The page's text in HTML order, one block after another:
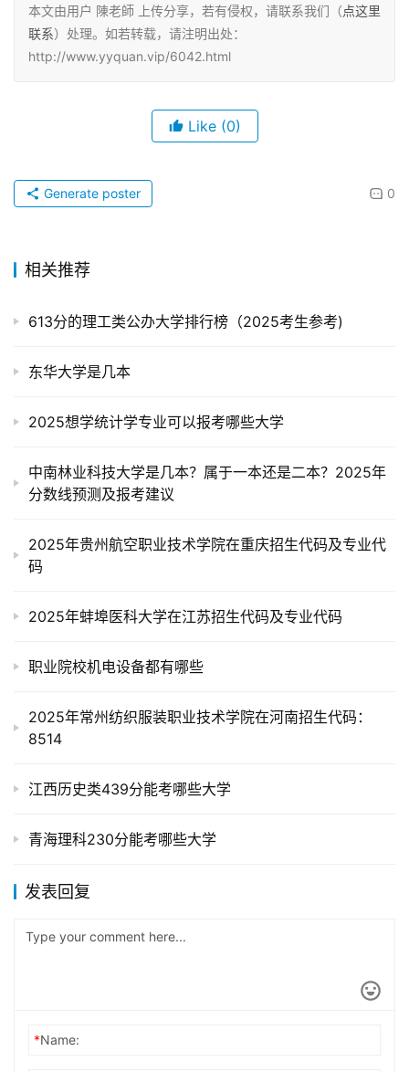
本文由用户 陳老師 上传分享，若有侵权，请联系我们（点这里
联系）处理。如若转载，请注明出处：
http://www.yyquan.vip/6042.html
Like (0)
0
Generate poster
相关推荐
613分的理工类公办大学排行榜（2025考生参考)
东华大学是几本
2025想学统计学专业可以报考哪些大学
中南林业科技大学是几本？属于一本还是二本？2025年
分数线预测及报考建议
2025年贵州航空职业技术学院在重庆招生代码及专业代
码
2025年蚌埠医科大学在江苏招生代码及专业代码
职业院校机电设备都有哪些
2025年常州纺织服装职业技术学院在河南招生代码：
8514
江西历史类439分能考哪些大学
青海理科230分能考哪些大学
发表回复
*Name: